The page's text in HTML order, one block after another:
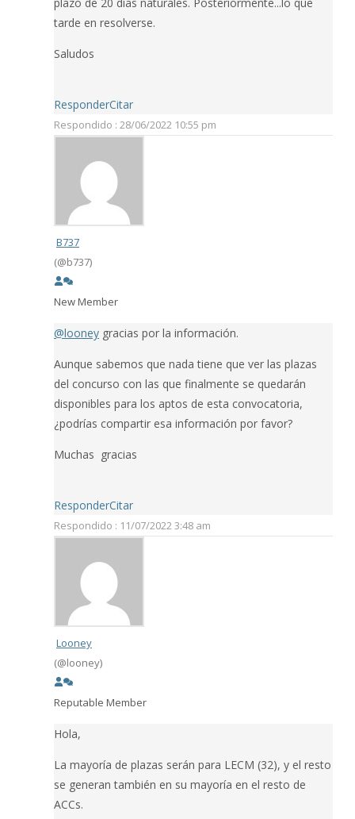
tarde en resolverse.
Saludos
ResponderCitar
Respondido : 28/06/2022 10:55 pm
B737
(@b737)
New Member
@looney gracias por la información.
Aunque sabemos que nada tiene que ver las plazas
del concurso con las que finalmente se quedarán
disponibles para los aptos de esta convocatoria,
¿podrías compartir esa información por favor?
Muchas gracias
ResponderCitar
Respondido : 11/07/2022 3:48 am
Looney
(@looney)
Reputable Member
Hola,
La mayoría de plazas serán para LECM (32), y el resto
se generan también en su mayoría en el resto de
ACCs.